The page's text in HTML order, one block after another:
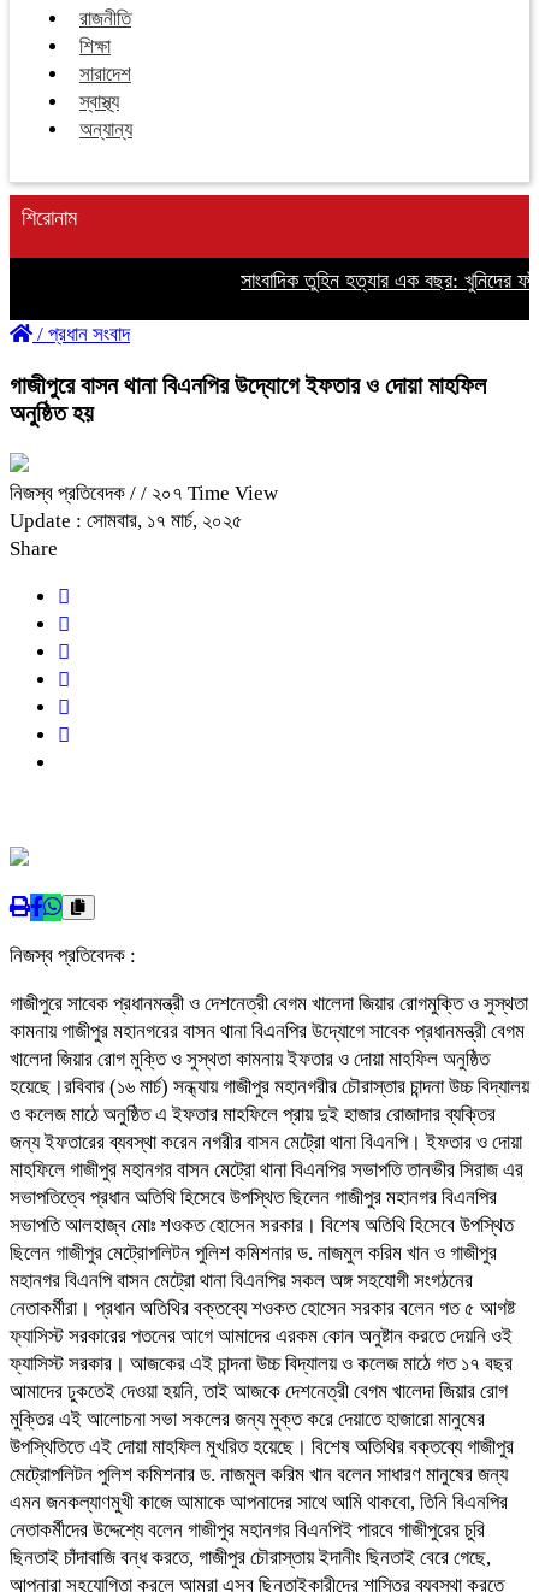
রাজনীতি
শিক্ষা
সারাদেশ
স্বাস্থ্য
অন্যান্য
শিরোনাম
সাংবাদিক তুহিন হত্যার এক বছর: খুনিদের ফাঁসির
/ প্রধান সংবাদ
গাজীপুরে বাসন থানা বিএনপির উদ্যোগে ইফতার ও দোয়া মাহফিল
অনুষ্ঠিত হয়
নিজস্ব প্রতিবেদক / / ২০৭ Time View
Update : সোমবার, ১৭ মার্চ, ২০২৫
Share
নিজস্ব প্রতিবেদক :
গাজীপুরে সাবেক প্রধানমন্ত্রী ও দেশনেত্রী বেগম খালেদা জিয়ার রোগমুক্তি ও সুস্থতা
কামনায় গাজীপুর মহানগরের বাসন থানা বিএনপির উদ্যোগে সাবেক প্রধানমন্ত্রী বেগম
খালেদা জিয়ার রোগ মুক্তি ও সুস্থতা কামনায় ইফতার ও দোয়া মাহফিল অনুষ্ঠিত
হয়েছে।রবিবার (১৬ মার্চ) সন্ধ্যায় গাজীপুর মহানগরীর চৌরাস্তার চান্দনা উচ্চ বিদ্যালয়
ও কলেজ মাঠে অনুষ্ঠিত এ ইফতার মাহফিলে প্রায় দুই হাজার রোজাদার ব্যক্তির
জন্য ইফতারের ব্যবস্থা করেন নগরীর বাসন মেট্রো থানা বিএনপি। ইফতার ও দোয়া
মাহফিলে গাজীপুর মহানগর বাসন মেট্রো থানা বিএনপির সভাপতি তানভীর সিরাজ এর
সভাপতিত্বে প্রধান অতিথি হিসেবে উপস্থিত ছিলেন গাজীপুর মহানগর বিএনপির
সভাপতি আলহাজ্ব মোঃ শওকত হোসেন সরকার। বিশেষ অতিথি হিসেবে উপস্থিত
ছিলেন গাজীপুর মেট্রোপলিটন পুলিশ কমিশনার ড. নাজমুল করিম খান ও গাজীপুর
মহানগর বিএনপি বাসন মেট্রো থানা বিএনপির সকল অঙ্গ সহযোগী সংগঠনের
নেতাকর্মীরা। প্রধান অতিথির বক্তব্যে শওকত হোসেন সরকার বলেন গত ৫ আগষ্ট
ফ্যাসিস্ট সরকারের পতনের আগে আমাদের এরকম কোন অনুষ্টান করতে দেয়নি ওই
ফ্যাসিস্ট সরকার। আজকের এই চান্দনা উচ্চ বিদ্যালয় ও কলেজ মাঠে গত ১৭ বছর
আমাদের ঢুকতেই দেওয়া হয়নি, তাই আজকে দেশনেত্রী বেগম খালেদা জিয়ার রোগ
মুক্তির এই আলোচনা সভা সকলের জন্য মুক্ত করে দেয়াতে হাজারো মানুষের
উপস্থিতিতে এই দোয়া মাহফিল মুখরিত হয়েছে। বিশেষ অতিথির বক্তব্যে গাজীপুর
মেট্রোপলিটন পুলিশ কমিশনার ড. নাজমুল করিম খান বলেন সাধারণ মানুষের জন্য
এমন জনকল্যাণমুখী কাজে আমাকে আপনাদের সাথে আমি থাকবো, তিনি বিএনপির
নেতাকর্মীদের উদ্দেশ্যে বলেন গাজীপুর মহানগর বিএনপিই পারবে গাজীপুরের চুরি
ছিনতাই চাঁদাবাজি বন্ধ করতে, গাজীপুর চৌরাস্তায় ইদানীং ছিনতাই বেরে গেছে,
আপনারা সহযোগিতা করলে আমরা এসব ছিনতাইকারীদের শাস্তির ব্যবস্থা করতে